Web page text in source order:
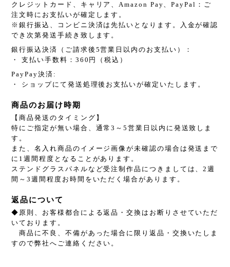
クレジットカード、キャリア、Amazon Pay、PayPal：ご
注文時にお支払いが確定します。
※銀行振込、コンビニ決済は先払いとなります。入金が確認
でき次第発送手続き致します。
銀行振込決済（ご請求後5営業日以内のお支払い）：
・ 支払い手数料：360円（税込）
PayPay決済:
・ ショップにて発送処理後お支払いが確定いたします。
商品のお届け時期
【商品発送のタイミング】
特にご指定が無い場合、通常3～5営業日以内に発送致しま
す。
また、名入れ商品のイメージ画像が未確認の場合は発送まで
に1週間程度となることがあります。
ステンドグラスパネルなど受注制作品につきましては、2週
間～3週間程度お時間をいただく場合があります。
返品について
◆原則、お客様都合による返品・交換はお断りさせていただ
いております。
商品に不良、不備があった場合に限り返品・交換いたしま
すので弊社へご連絡ください。